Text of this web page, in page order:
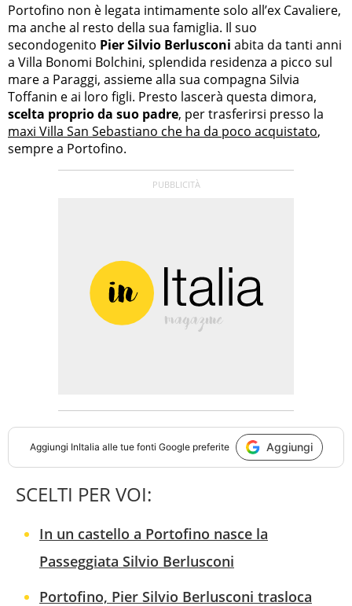
Portofino non è legata intimamente solo all’ex Cavaliere,
ma anche al resto della sua famiglia. Il suo
secondogenito Pier Silvio Berlusconi abita da tanti anni
a Villa Bonomi Bolchini, splendida residenza a picco sul
mare a Paraggi, assieme alla sua compagna Silvia
Toffanin e ai loro figli. Presto lascerà questa dimora,
scelta proprio da suo padre, per trasferirsi presso la
maxi Villa San Sebastiano che ha da poco acquistato,
sempre a Portofino.
Aggiungi InItalia alle tue fonti Google preferite Aggiungi
SCELTI PER VOI:
In un castello a Portofino nasce la
Passeggiata Silvio Berlusconi
Portofino, Pier Silvio Berlusconi trasloca